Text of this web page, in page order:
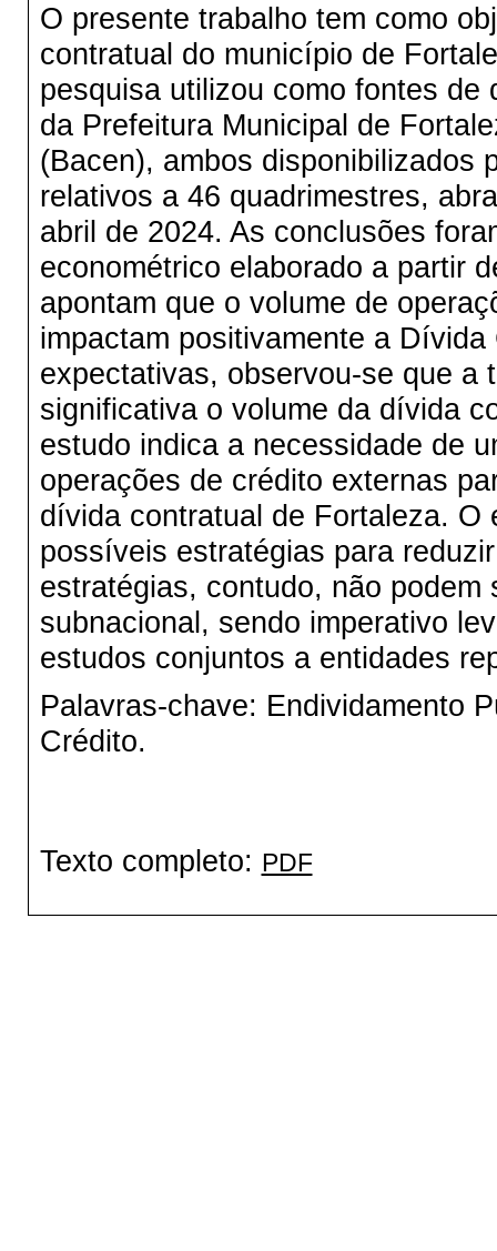
O presente trabalho tem como
contratual do município de
pesquisa utilizou como fontes
da Prefeitura Municipal de
(Bacen), ambos disponibilizados
relativos a 46 quadrimestres,
abril de 2024. As conclusões
econométrico elaborado a partir
apontam que o volume de
impactam positivamente a
expectativas, observou-se que a
significativa o volume da dívida
estudo indica a necessidade de
operações de crédito externas
dívida contratual de Fortaleza.
possíveis estratégias para
estratégias, contudo, não
subnacional, sendo imperativo
estudos conjuntos a entidades
Palavras-chave: Endividamento
Crédito.
Texto completo: PDF